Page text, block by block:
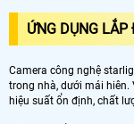
ỨNG DỤNG LẮP
Camera công nghệ
trong nhà, dưới mái hiên.
hiệu suất ổn định, chất